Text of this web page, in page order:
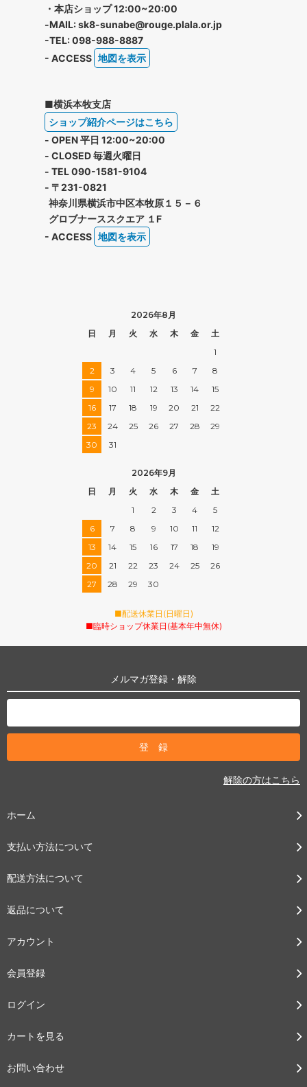
・本店ショップ 12:00~20:00
-MAIL: sk8-sunabe@rouge.plala.or.jp
-TEL: 098-988-8887
- ACCESS 地図を表示
■横浜本牧支店
ショップ紹介ページはこちら
- OPEN 平日 12:00~20:00
- CLOSED 毎週火曜日
- TEL 090-1581-9104
- 〒231-0821
神奈川県横浜市中区本牧原１５－６
グロブナーススクエア １F
- ACCESS 地図を表示
2026年8月
日
月 火 水 木 金
土
1
2
3 4 5 6 7
8
9
10 11 12 13 14
15
16
17 18 19 20 21
22
23
24 25 26 27 28
29
30
31
2026年9月
日
月 火 水 木 金
土
1
2 3 4
5
6
7 8 9 10 11
12
13
14 15 16 17 18
19
20
21 22 23 24 25
26
27
28 29 30
■配送休業日(日曜日)
■臨時ショップ休業日(基本年中無休)
メルマガ登録・解除
解除の方はこちら
ホーム
支払い方法について
配送方法について
返品について
アカウント
会員登録
ログイン
カートを見る
お問い合わせ